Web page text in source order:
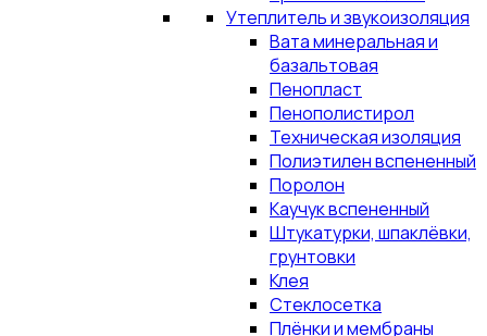
Утеплитель и звукоизоляция
Вата минеральная и
базальтовая
Пенопласт
Пенополистирол
Техническая изоляция
Полиэтилен вспененный
Поролон
Каучук вспененный
Штукатурки, шпаклёвки,
грунтовки
Клея
Стеклосетка
Плёнки и мембраны